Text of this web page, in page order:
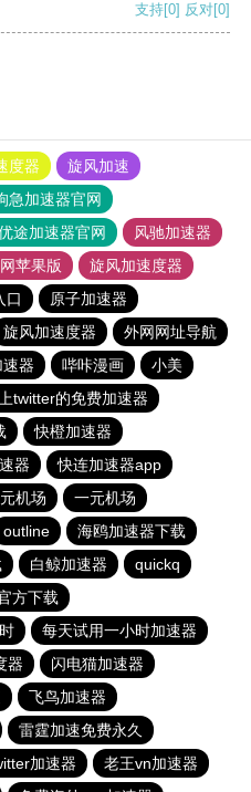
支持[0] 反对[0]
度器
旋风加速
急加速器官网
途加速器官网
风驰加速器
苹果版
旋风加速度器
口
原子加速器
旋风加速度器
外网网址导航
器 哔咔漫画
小美
twitter的免费加速器
快橙加速器
器
快连加速器app
机场
一元机场
outline
海鸥加速器下载
白鲸加速器
quickq
方下载
每天试用一小时加速器
器
闪电猫加速器
飞鸟加速器
雷霆加速免费永久
加速器
老王vn加速器